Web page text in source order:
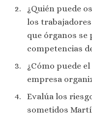
¿Quién puede
los
que órganos se
competencias
¿Cómo puede
empresa
Evalúa los
sometidos